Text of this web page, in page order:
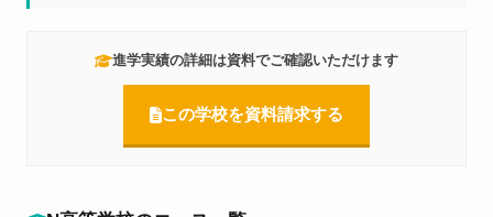
進学実績の詳細は資料でご確認いただけます
この学校を資料請求する